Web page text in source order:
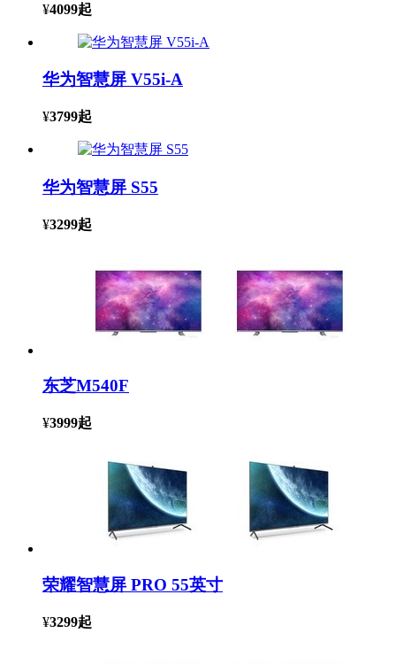
¥4099起
华为智慧屏 V55i-A
¥3799起
华为智慧屏 S55
¥3299起
东芝M540F
¥3999起
荣耀智慧屏 PRO 55英寸
¥3299起